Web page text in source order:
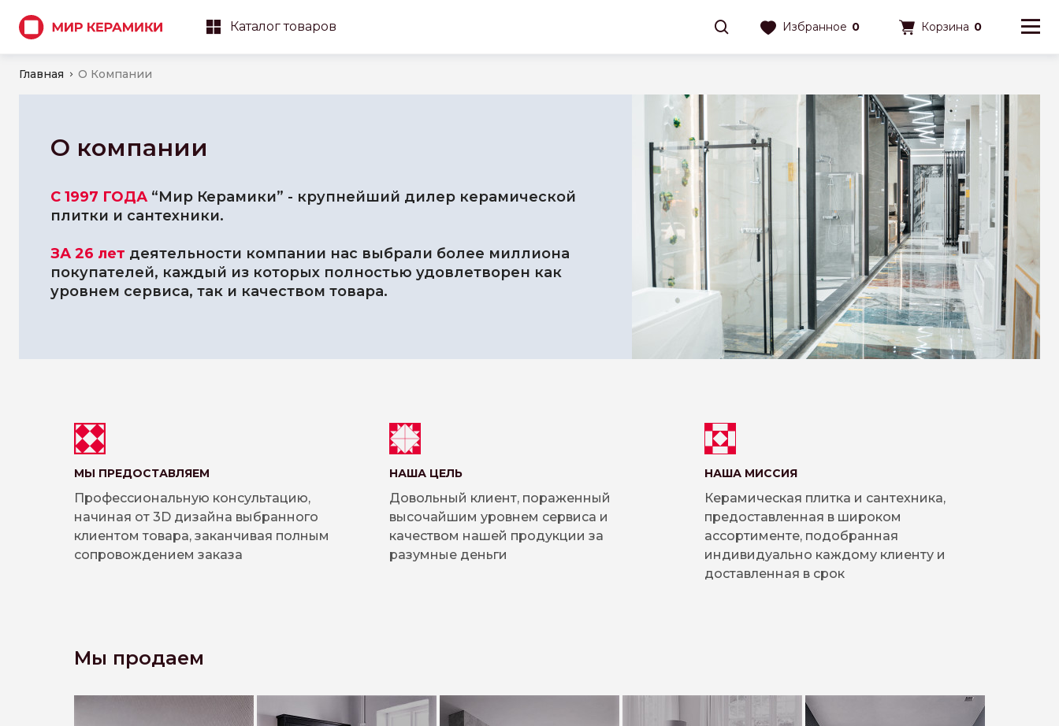
Каталог товаров Избранное 0 Корзина 0
Главная О Компании
О компании
С 1997 ГОДА “Мир Керамики” - крупнейший дилер керамической
плитки и сантехники.
ЗА 26 лет деятельности компании нас выбрали более миллиона
покупателей, каждый из которых полностью удовлетворен как
уровнем сервиса, так и качеством товара.
МЫ ПРЕДОСТАВЛЯЕМ
Профессиональную консультацию,
начиная от 3D дизайна выбранного
клиентом товара, заканчивая полным
сопровождением заказа
НАША ЦЕЛЬ
Довольный клиент, пораженный
высочайшим уровнем сервиса и
качеством нашей продукции за
разумные деньги
НАША МИССИЯ
Керамическая плитка и сантехника,
предоставленная в широком
ассортименте, подобранная
индивидуально каждому клиенту и
доставленная в срок
Мы продаем